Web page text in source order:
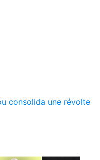
consolida une révolte